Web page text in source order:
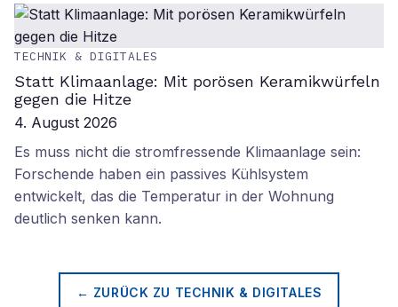
TECHNIK & DIGITALES
Statt Klimaanlage: Mit porösen Keramikwürfeln
gegen die Hitze
4. August 2026
Es muss nicht die stromfressende Klimaanlage sein:
Forschende haben ein passives Kühlsystem
entwickelt, das die Temperatur in der Wohnung
deutlich senken kann.
← ZURÜCK ZU TECHNIK & DIGITALES